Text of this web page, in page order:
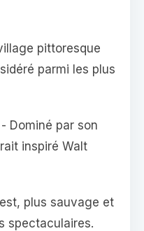
pittoresque
parmi les plus
- Dominé par son
inspiré Walt
plus sauvage et
spectaculaires.